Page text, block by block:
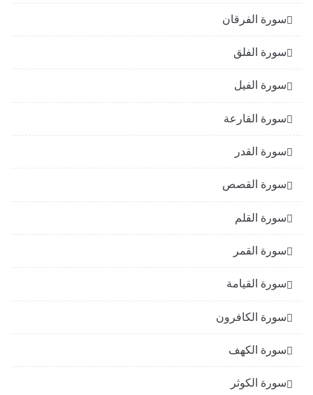
سورة الفرقان
سورة الفلق
سورة الفيل
سورة القارعة
سورة القدر
سورة القصص
سورة القلم
سورة القمر
سورة القيامة
سورة الكافرون
سورة الكهف
سورة الكوثر